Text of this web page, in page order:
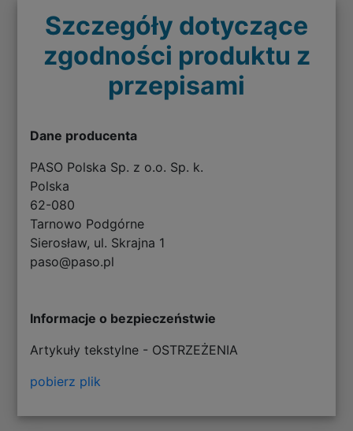
Szczegóły dotyczące
zgodności produktu z
przepisami
Dane producenta
PASO Polska Sp. z o.o. Sp. k.
Polska
62-080
Tarnowo Podgórne
Sierosław, ul. Skrajna 1
paso@paso.pl
Informacje o bezpieczeństwie
Artykuły tekstylne - OSTRZEŻENIA
pobierz plik